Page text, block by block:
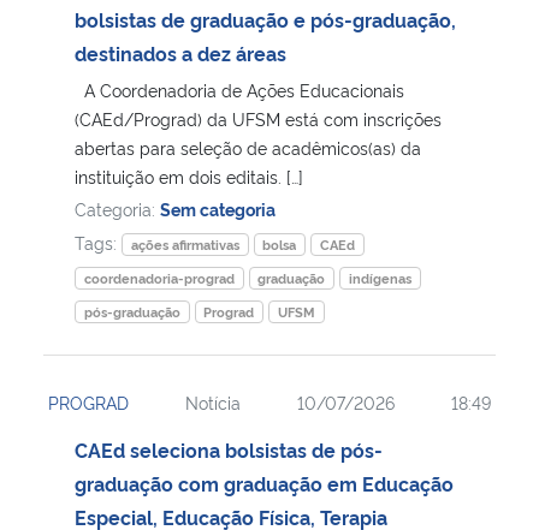
bolsistas de graduação e pós-graduação,
destinados a dez áreas
A Coordenadoria de Ações Educacionais
(CAEd/Prograd) da UFSM está com inscrições
abertas para seleção de acadêmicos(as) da
instituição em dois editais. […]
Categoria: Sem categoria
Tags:
ações afirmativas bolsa
CAEd
coordenadoria-prograd
graduação
indígenas
pós-graduação
Prograd UFSM
PROGRAD Notícia 10/07/2026 18:49
CAEd seleciona bolsistas de pós-
graduação com graduação em Educação
Especial, Educação Física, Terapia